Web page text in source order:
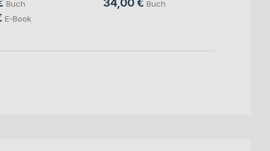
Buch
E-Book
34,00 € Buch